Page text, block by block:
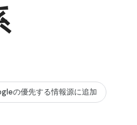
の優先する情報源に追加